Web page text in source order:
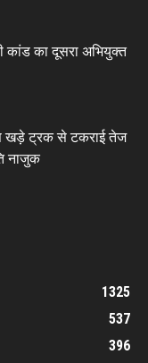
कांड का दूसरा अभियुक्त
खड़े ट्रक से टकराई तेज
नाजुक
1325
537
396